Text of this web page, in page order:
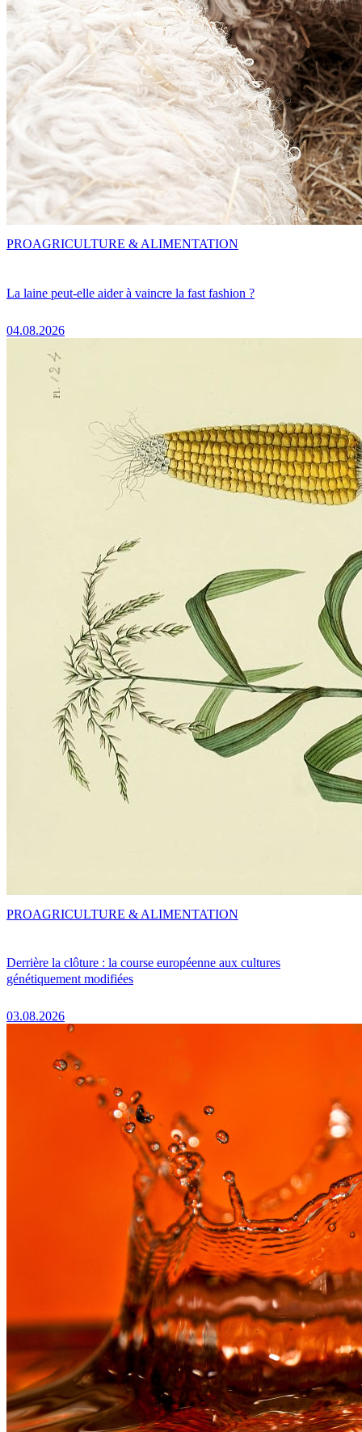
La laine peut-elle aider à vaincre la fast fashion ?
04.08.2026
PROAGRICULTURE & ALIMENTATION
Derrière la clôture : la course européenne aux cultures
génétiquement modifiées
03.08.2026
PROAGRICULTURE & ALIMENTATION